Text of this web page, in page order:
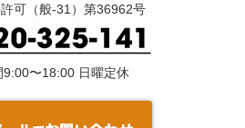
可（般-31）第36962号
9:00〜18:00 日曜定休